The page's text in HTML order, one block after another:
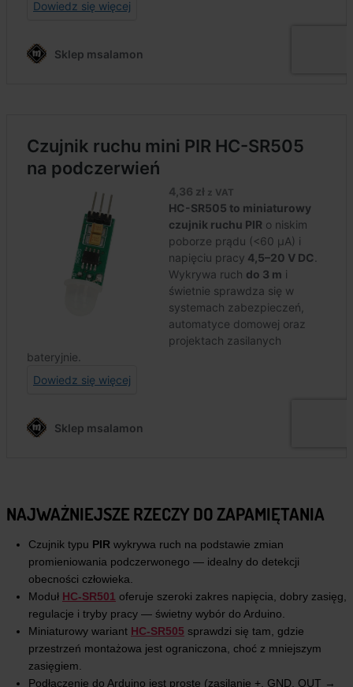
NAJWAŻNIEJSZE RZECZY DO ZAPAMIĘTANIA
Czujnik typu PIR wykrywa ruch na podstawie zmian
promieniowania podczerwonego — idealny do detekcji
obecności człowieka.
Moduł HC-SR501 oferuje szeroki zakres napięcia, dobry zasięg,
regulacje i tryby pracy — świetny wybór do Arduino.
Miniaturowy wariant HC-SR505 sprawdzi się tam, gdzie
przestrzeń montażowa jest ograniczona, choć z mniejszym
zasięgiem.
Podłączenie do Arduino jest proste (zasilanie +, GND, OUT →